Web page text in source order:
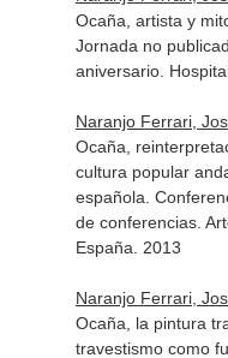
Ocaña, artista y
Jornada no
aniversario.
Naranjo Ferrari,
Ocaña,
cultura popular
española.
de conferencias.
España. 2013
Naranjo Ferrari,
Ocaña, la pintura
travestismo como